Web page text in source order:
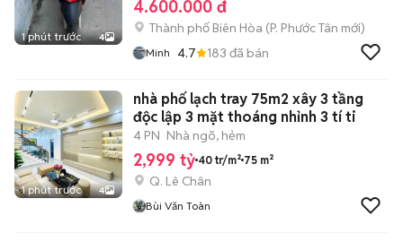
1 phút trước 4
4.600.000 đ
Thành phố Biên Hòa (P. Phước Tân mới)
Minh 4.7 183 đã bán
1 phút trước 4
nhà phố lạch tray 75m2 xây 3 tầng
độc lập 3 mặt thoáng nhỉnh 3 tí ti
4 PN Nhà ngõ, hẻm
2,999 tỷ 40 tr/m² 75 m²
Q. Lê Chân
Bùi Văn Toàn